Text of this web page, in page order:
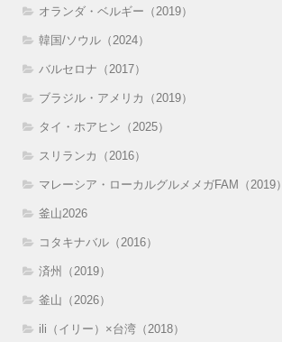
オランダ・ベルギー（2019）
韓国/ソウル（2024）
バルセロナ（2017）
ブラジル・アメリカ（2019）
タイ・ホアヒン（2025）
スリランカ（2016）
マレーシア・ローカルグルメメガFAM（2019）
釜山2026
コタキナバル（2016）
済州（2019）
釜山（2026）
ili（イリー）×台湾（2018）